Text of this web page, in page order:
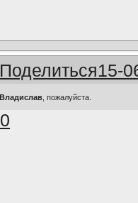
Поделиться15-
Владислав, пожалуйста.
0